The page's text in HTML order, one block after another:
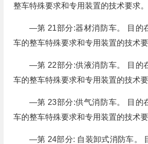
整车特殊要求和专用装置的技术要求。
—第 21部分:器材消防车。 目的
车的整车特殊要求和专用装置的技术要
—第 22部分:供液消防车。 目的
车的整车特殊要求和专用装置的技术要
—第 23部分:供气消防车。 目的
车的整车特殊要求和专用装置的技术要
—第 24部分: 自装卸式消防车。